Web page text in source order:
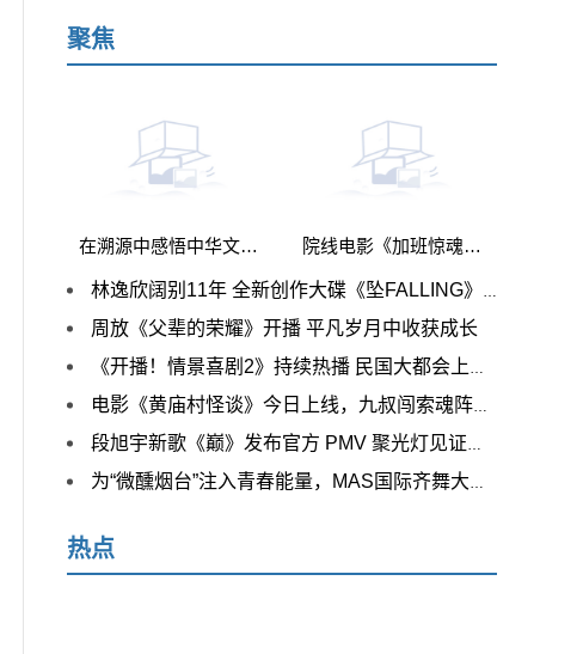
聚焦
在溯源中感悟中华文明 《博物馆之城（第二季）》中华文明探源季创作研讨会在京举行 院线电影《加班惊魂》开机 新锐演员鲍李宁担男一引期待
林逸欣阔别11年 全新创作大碟《坠FALLING》 变发出辑
周放《父辈的荣耀》开播 平凡岁月中收获成长
《开播！情景喜剧2》持续热播 民国大都会上演温暖救赎
电影《黄庙村怪谈》今日上线，九叔闯索魂阵大战双面僵尸
段旭宇新歌《巅》发布官方 PMV 聚光灯见证不凡舞功
为“微醺烟台”注入青春能量，MAS国际齐舞大赛今晚开赛
热点